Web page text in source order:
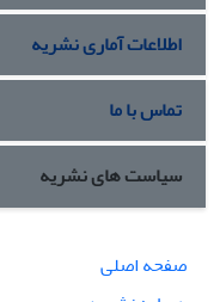
اطلاعات آماری نشریه
تماس با ما
سیاست های نشریه
صفحه اصلی